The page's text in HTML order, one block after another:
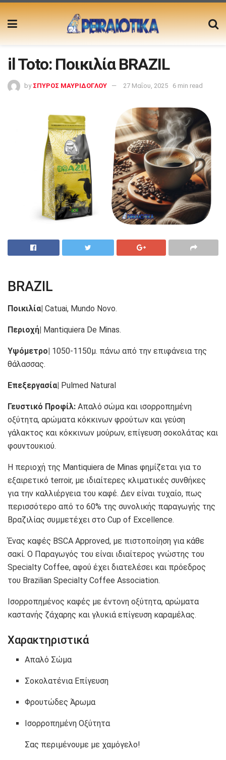
il Toto: Ποικιλία BRAZIL
by ΣΠΥΡΟΣ ΜΑΥΡΙΔΟΓΛΟΥ 27 Μαΐου, 2025 6 min read
BRAZIL
Ποικιλία| Catuai, Mundo Novo.
Περιοχή| Mantiquiera De Minas.
Υψόμετρο| 1050-1150μ. πάνω από την επιφάνεια της
θάλασσας.
Επεξεργασία| Pulmed Natural
Γευστικό Προφίλ: Απαλό σώμα και ισορροπημένη
οξύτητα, αρώματα κόκκινων φρούτων και γεύση
γάλακτος και κόκκινων μούρων, επίγευση σοκολάτας και
φουντουκιού.
Η περιοχή της Mantiquiera de Minas φημίζεται για το
εξαιρετικό terroir, με ιδιαίτερες κλιματικές συνθήκες
για την καλλιέργεια του καφέ. Δεν είναι τυχαίο, πως
περισσότερο από το 60% της συνολικής παραγωγής της
Βραζιλίας συμμετέχει στο Cup of Excellence.
Ένας καφές BSCA Approved, με πιστοποίηση για κάθε
σακί. Ο Παραγωγός του είναι ιδιαίτερος γνώστης του
Specialty Coffee, αφού έχει διατελέσει και πρόεδρος
του Brazilian Specialty Coffee Association.
Ισορροπημένος καφές με έντονη οξύτητα, αρώματα
καστανής ζάχαρης και γλυκιά επίγευση καραμέλας.
Χαρακτηριστικά
Απαλό Σώμα
Σοκολατένια Επίγευση
Φρουτώδες Άρωμα
Ισορροπημένη Οξύτητα
Σας περιμένουμε με χαμόγελο!